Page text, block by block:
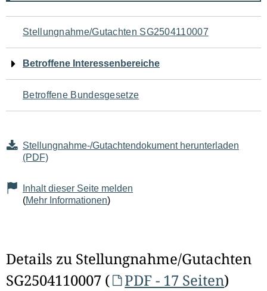
Navigation
für
den
Seiteninhalt
Stellungnahme/Gutachten SG2504110007
Betroffene Interessenbereiche
Betroffene Bundesgesetze
Stellungnahme-/Gutachtendokument herunterladen
(PDF)
Inhalt dieser Seite melden
(Mehr Informationen)
Details zu Stellungnahme/Gutachten
SG2504110007 (
PDF - 17 Seiten)